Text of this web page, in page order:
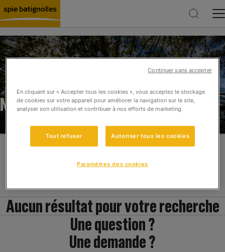
Rechercher
NOS ACTUALITÉS
Filtres
Aucun résultat pour votre recherche
Une question ?
Une demande ?
En cliquant sur « Accepter tous les cookies », vous acceptez le stockage
de cookies sur votre appareil pour améliorer la navigation sur le site,
analyser son utilisation et contribuer à nos efforts de marketing.
Tout refuser Autoriser tous les cookies
Paramètres des cookies
Continuer sans accepter